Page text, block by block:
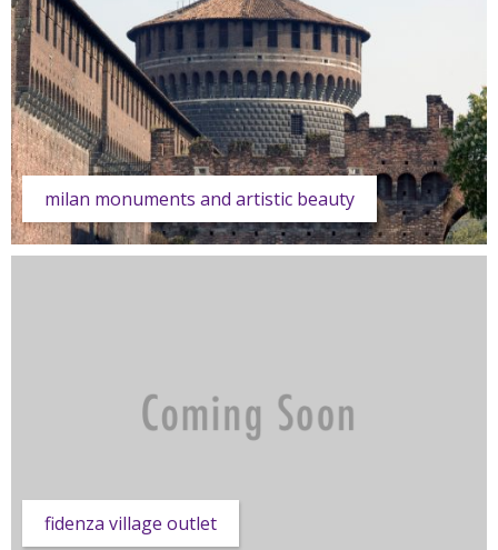
milan monuments and artistic beauty
fidenza village outlet